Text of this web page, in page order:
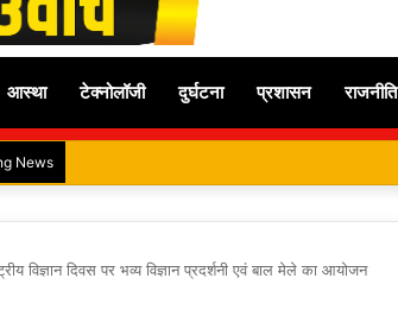
आस्था टेक्नोलॉजी दुर्घटना प्रशासन राजनीति
News
विज्ञान दिवस पर भव्य विज्ञान प्रदर्शनी एवं बाल मेले का आयोजन